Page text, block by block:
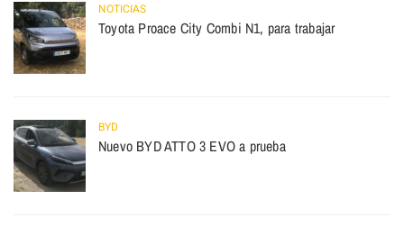
NOTICIAS
Toyota Proace City Combi N1, para trabajar
BYD
Nuevo BYD ATTO 3 EVO a prueba